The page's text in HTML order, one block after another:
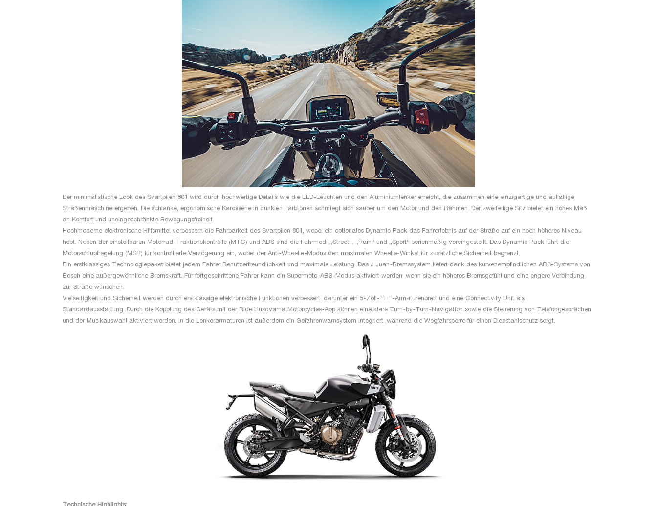
Der minimalistische Look des Svartpilen 801 wird durch hochwertige Details wie die LED-Leuchten und den Aluminiumlenker erreicht, die zusammen eine einzigartige und auffällige
Straßenmaschine ergeben. Die schlanke, ergonomische Karosserie in dunklen Farbtönen schmiegt sich sauber um den Motor und den Rahmen. Der zweiteilige Sitz bietet ein hohes Maß
an Komfort und uneingeschränkte Bewegungsfreiheit.
Hochmoderne elektronische Hilfsmittel verbessern die Fahrbarkeit des Svartpilen 801, wobei ein optionales Dynamic Pack das Fahrerlebnis auf der Straße auf ein noch höheres Niveau
hebt. Neben der einstellbaren Motorrad-Traktionskontrolle (MTC) und ABS sind die Fahrmodi „Street“, „Rain“ und „Sport“ serienmäßig voreingestellt. Das Dynamic Pack führt die
Motorschlupfregelung (MSR) für kontrollierte Verzögerung ein, wobei der Anti-Wheelie-Modus den maximalen Wheelie-Winkel für zusätzliche Sicherheit begrenzt.
Ein erstklassiges Technologiepaket bietet jedem Fahrer Benutzerfreundlichkeit und maximale Leistung. Das J.Juan-Bremssystem liefert dank des kurvenempfindlichen ABS-Systems von
Bosch eine außergewöhnliche Bremskraft. Für fortgeschrittene Fahrer kann ein Supermoto-ABS-Modus aktiviert werden, wenn sie ein höheres Bremsgefühl und eine engere Verbindung
zur Straße wünschen.
Vielseitigkeit und Sicherheit werden durch erstklassige elektronische Funktionen verbessert, darunter ein 5-Zoll-TFT-Armaturenbrett und eine Connectivity Unit als
Standardausstattung. Durch die Kopplung des Geräts mit der Ride Husqvarna Motorcycles-App können eine klare Turn-by-Turn-Navigation sowie die Steuerung von Telefongesprächen
und der Musikauswahl aktiviert werden. In die Lenkerarmaturen ist außerdem ein Gefahrenwarnsystem integriert, während die Wegfahrsperre für einen Diebstahlschutz sorgt.